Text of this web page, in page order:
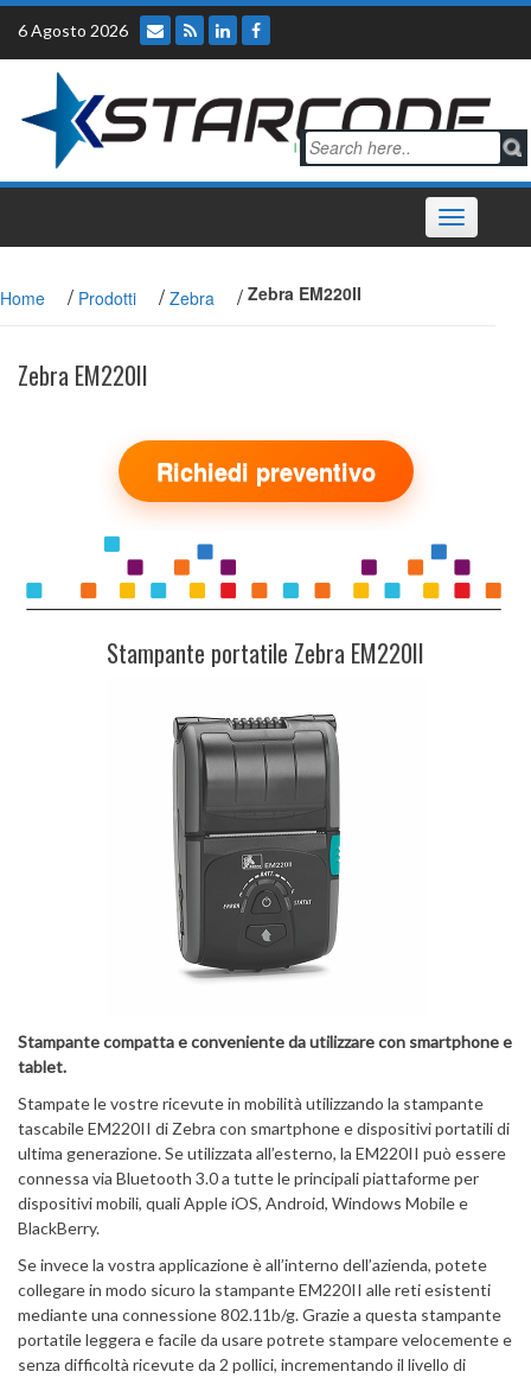
Skip
content
6 Agosto 2026
Toggle
navigation
Home / Prodotti / Zebra / Zebra EM220II
Zebra EM220II
Richiedi preventivo
Stampante portatile Zebra EM220II
Stampante compattae conveniente da utilizzare con smartphone e
tablet.
Stampate le vostre ricevute in mobilità utilizzando la stampante
tascabile EM220II di Zebra con smartphone e dispositivi portatili di
ultima generazione. Se utilizzata all’esterno, la EM220II può essere
connessa via Bluetooth 3.0 a tutte le principali piattaforme per
dispositivi mobili, quali Apple iOS, Android, Windows Mobile e
BlackBerry.
Se invece la vostra applicazione è all’interno dell’azienda, potete
collegare in modo sicuro la stampante EM220II alle reti esistenti
mediante una connessione 802.11b/g. Grazie a questa stampante
portatile leggera e facile da usare potrete stampare velocemente e
senza difficoltà ricevute da 2 pollici, incrementando il livello di